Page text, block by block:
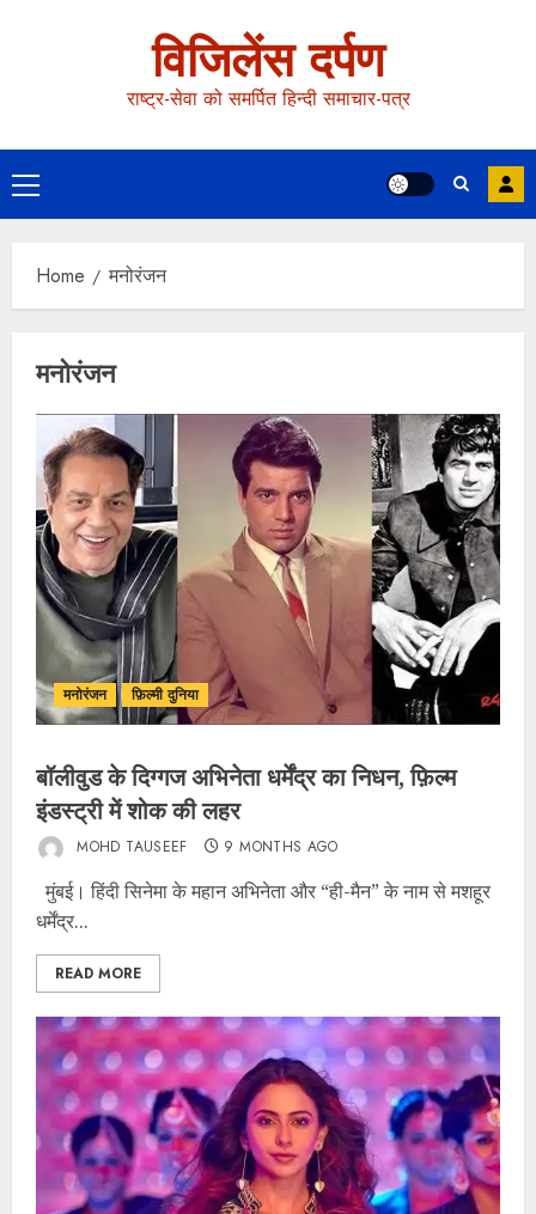
विजिलेंस दर्पण
राष्ट्र-सेवा को समर्पित हिन्दी समाचार-पत्र
Home मनोरंजन
मनोरंजन
मनोरंजन फ़िल्मी दुनिया
बॉलीवुड के दिग्गज अभिनेता धर्मेंद्र का निधन, फ़िल्म
इंडस्ट्री में शोक की लहर
MOHD TAUSEEF 9 MONTHS AGO
मुंबई। हिंदी सिनेमा के महान अभिनेता और “ही-मैन” के नाम से मशहूर
धर्मेंद्र...
READ MORE